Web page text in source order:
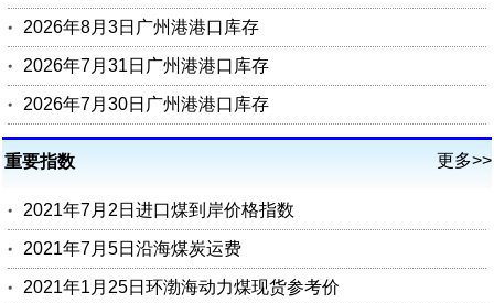
2026年8月3日广州港港口库存
2026年7月31日广州港港口库存
2026年7月30日广州港港口库存
更多>>
重要指数
2021年7月2日进口煤到岸价格指数
2021年7月5日沿海煤炭运费
2021年1月25日环渤海动力煤现货参考价